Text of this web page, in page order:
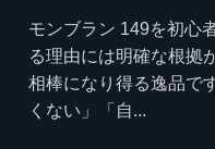
モンブラン 149を初心
る理由には明確な根拠
相棒になり得る逸品で
くない」「自...